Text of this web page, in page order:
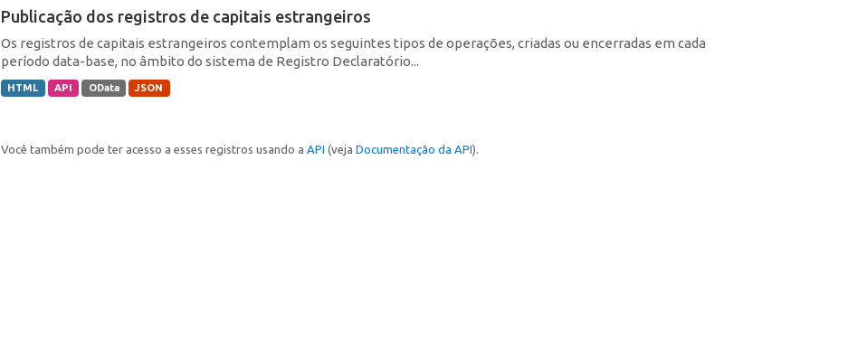
Publicação dos registros de capitais estrangeiros
Os registros de capitais estrangeiros contemplam os seguintes tipos de operações, criadas ou encerradas em cada
período data-base, no âmbito do sistema de Registro Declaratório...
HTML API OData JSON
Você também pode ter acesso a esses registros usando a API (veja Documentação da API).